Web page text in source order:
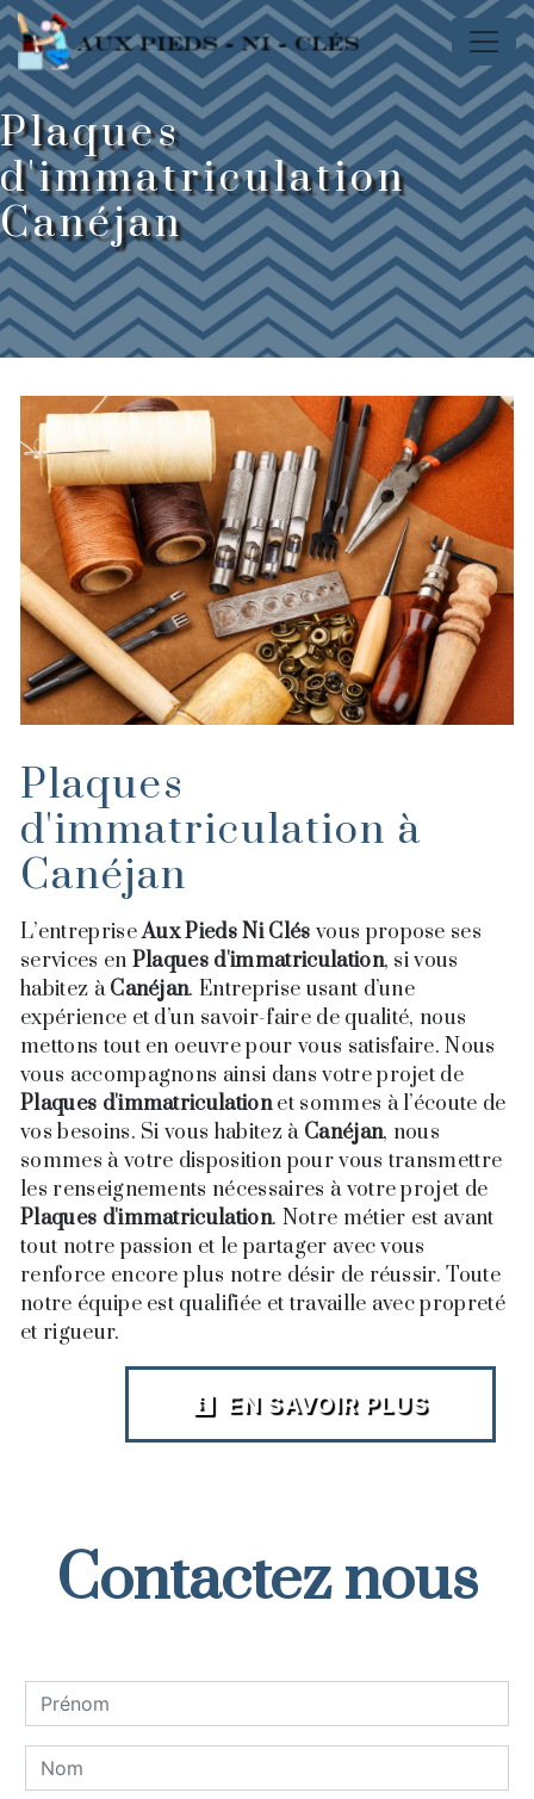
Panneau de gestion des cookies
Plaques
d'immatriculation
Canéjan
Plaques
d'immatriculation à
Canéjan
L’entrepriseAux Pieds Ni Clés vous propose ses
services en Plaques d'immatriculation, si vous
habitez àCanéjan. Entreprise usant d’une
expérience et d’un savoir-faire de qualité, nous
mettons tout en oeuvre pour vous satisfaire. Nous
vous accompagnons ainsi dans votre projet de
Plaques d'immatriculationet sommes à l’écoute de
vos besoins. Si vous habitez à Canéjan, nous
sommes à votre disposition pour vous transmettre
les renseignements nécessaires à votre projet de
Plaques d'immatriculation. Notre métier est avant
tout notre passion et le partager avec vous
renforce encore plus notre désir de réussir. Toute
notre équipe est qualifiée et travaille avec propreté
et rigueur.
EN SAVOIR PLUS
Contactez nous